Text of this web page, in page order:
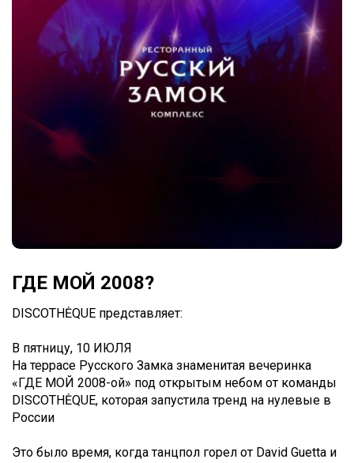
ГДЕ МОЙ 2008?
DISCOTHĖQUE представляет:
В пятницу, 10 ИЮЛЯ
На террасе Русского Замка знаменитая вечеринка
«ГДЕ МОЙ 2008-ой» под открытым небом от команды
DISCOTHĖQUE, которая запустила тренд на нулевые в
России
Это было время, когда танцпол горел от David Guetta и